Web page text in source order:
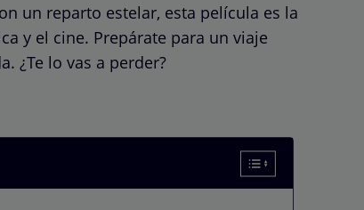
un reparto estelar, esta película es la
y el cine. Prepárate para un viaje
¿Te lo vas a perder?